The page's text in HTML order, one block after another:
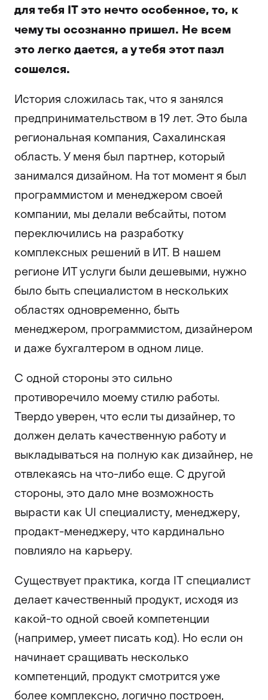
для тебя IT это нечто особенное, то, к
чему ты осознанно пришел. Не всем
это легко дается, а у тебя этот пазл
сошелся.
История сложилась так, что я занялся
предпринимательством в 19 лет. Это была
региональная компания, Сахалинская
область. У меня был партнер, который
занимался дизайном. На тот момент я был
программистом и менеджером своей
компании, мы делали вебсайты, потом
переключились на разработку
комплексных решений в ИТ. В нашем
регионе ИТ услуги были дешевыми, нужно
было быть специалистом в нескольких
областях одновременно, быть
менеджером, программистом, дизайнером
и даже бухгалтером в одном лице.
С одной стороны это сильно
противоречило моему стилю работы.
Твердо уверен, что если ты дизайнер, то
должен делать качественную работу и
выкладываться на полную как дизайнер, не
отвлекаясь на что-либо еще. С другой
стороны, это дало мне возможность
вырасти как UI специалисту, менеджеру,
продакт-менеджеру, что кардинально
повлияло на карьеру.
Существует практика, когда IT специалист
делает качественный продукт, исходя из
какой-то одной своей компетенции
(например, умеет писать код). Но если он
начинает сращивать несколько
компетенций, продукт смотрится уже
более комплексно, логично построен,